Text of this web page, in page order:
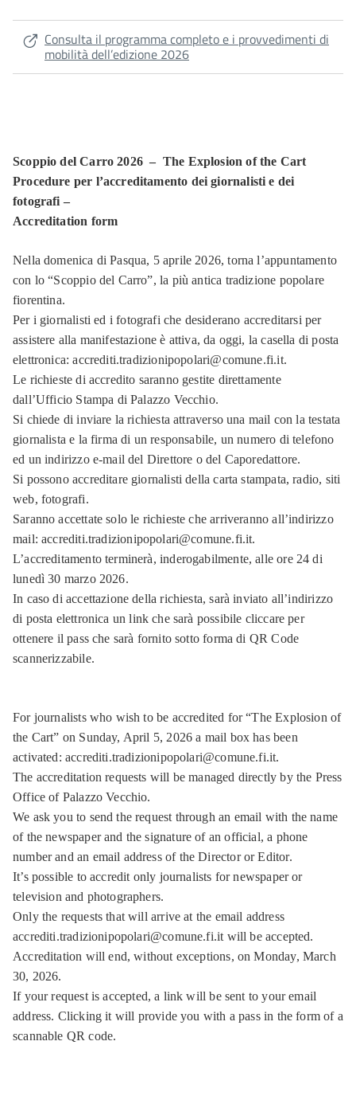
Consulta il programma completo e i provvedimenti di
mobilità dell’edizione 2026
Scoppio del Carro 2026 – The Explosion of the Cart
Procedure per l’accreditamento dei giornalisti e dei
fotografi –
Accreditation form
Nella domenica di Pasqua, 5 aprile 2026, torna l’appuntamento
con lo “Scoppio del Carro”, la più antica tradizione popolare
fiorentina.
Per i giornalisti ed i fotografi che desiderano accreditarsi per
assistere alla manifestazione è attiva, da oggi, la casella di posta
elettronica: accrediti.tradizionipopolari@comune.fi.it.
Le richieste di accredito saranno gestite direttamente
dall’Ufficio Stampa di Palazzo Vecchio.
Si chiede di inviare la richiesta attraverso una mail con la testata
giornalista e la firma di un responsabile, un numero di telefono
ed un indirizzo e-mail del Direttore o del Caporedattore.
Si possono accreditare giornalisti della carta stampata, radio, siti
web, fotografi.
Saranno accettate solo le richieste che arriveranno all’indirizzo
mail: accrediti.tradizionipopolari@comune.fi.it.
L’accreditamento terminerà, inderogabilmente, alle ore 24 di
lunedì 30 marzo 2026.
In caso di accettazione della richiesta, sarà inviato all’indirizzo
di posta elettronica un link che sarà possibile cliccare per
ottenere il pass che sarà fornito sotto forma di QR Code
scannerizzabile.
For journalists who wish to be accredited for “The Explosion of
the Cart” on Sunday, April 5, 2026 a mail box has been
activated: accrediti.tradizionipopolari@comune.fi.it.
The accreditation requests will be managed directly by the Press
Office of Palazzo Vecchio.
We ask you to send the request through an email with the name
of the newspaper and the signature of an official, a phone
number and an email address of the Director or Editor.
It’s possible to accredit only journalists for newspaper or
television and photographers.
Only the requests that will arrive at the email address
accrediti.tradizionipopolari@comune.fi.it will be accepted.
Accreditation will end, without exceptions, on Monday, March
30, 2026.
If your request is accepted, a link will be sent to your email
address. Clicking it will provide you with a pass in the form of a
scannable QR code.